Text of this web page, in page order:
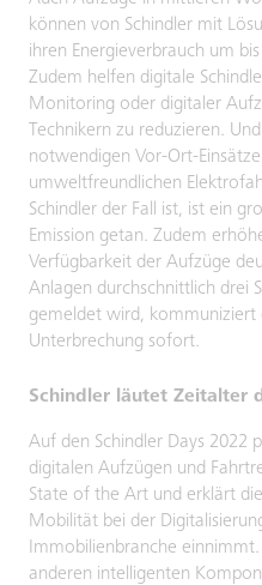
können von Schindler mit
ihren Energieverbrauch um
Zudem helfen digitale
Monitoring oder digitaler
Technikern zu reduzieren.
notwendigen Vor-Ort-
umweltfreundlichen
Schindler der Fall ist, ist ein
Emission getan. Zudem
Verfügbarkeit der Aufzüge
Anlagen durchschnittlich drei
gemeldet wird, kommuniziert
Unterbrechung sofort.
Schindler läutet Zeitalter
Auf den Schindler Days 2022
digitalen Aufzügen und
State of the Art und erklärt
Mobilität bei der
Immobilienbranche
anderen intelligenten